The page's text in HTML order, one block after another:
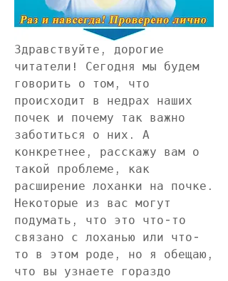
Здравствуйте, дорогие
читатели! Сегодня мы будем
говорить о том, что
происходит в недрах наших
почек и почему так важно
заботиться о них. А
конкретнее, расскажу вам о
такой проблеме, как
расширение лоханки на почке.
Некоторые из вас могут
подумать, что это что-то
связано с лоханью или что-
то в этом роде, но я обещаю,
что вы узнаете гораздо